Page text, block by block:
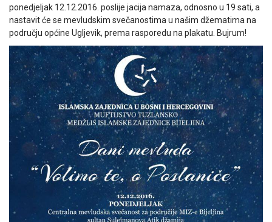
ponedjeljak 12.12.2016. poslije jacija namaza, odnosno u 19 sati, a
nastavit će se mevludskim svečanostima u našim džematima na
području općine Ugljevik, prema rasporedu na plakatu. Bujrum!